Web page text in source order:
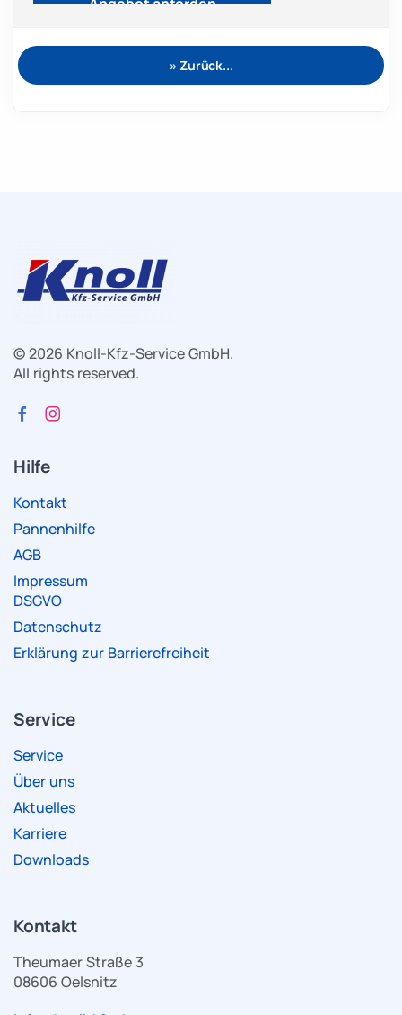
» Zurück...
© 2026 Knoll-Kfz-Service GmbH.
All rights reserved.
Zur Facebook-Seite (öffnet in neuem Tab)
Zum Instagram-Profil (öffnet in neuem
Hilfe
Kontakt
Pannenhilfe
AGB
Impressum
DSGVO
Datenschutz
Erklärung zur Barrierefreiheit
Service
Service
Über uns
Aktuelles
Karriere
Downloads
Kontakt
Theumaer Straße 3
08606 Oelsnitz